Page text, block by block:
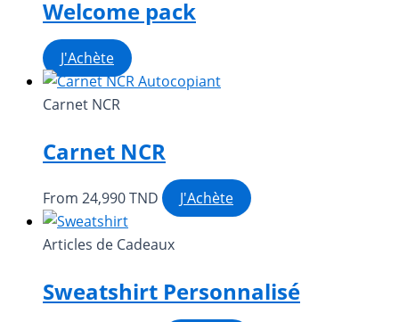
Welcome pack
J'Achète
Carnet NCR
Carnet NCR
From 24,990TND J'Achète
Ce
variations.
Articles de Cadeaux
Sweatshirt Personnalisé